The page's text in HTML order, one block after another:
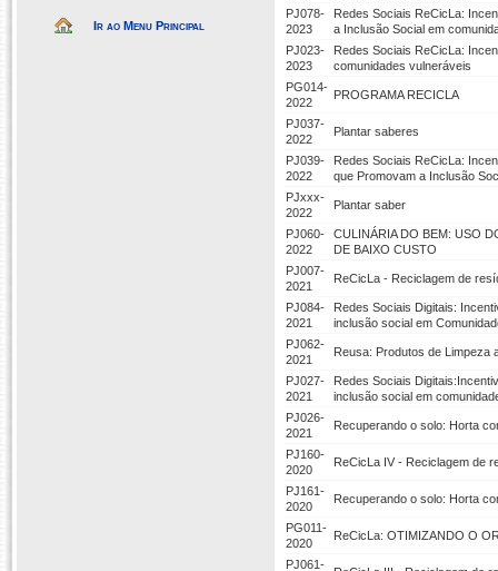
Ir ao Menu Principal
PJ078-
2023
Redes Sociais ReCicLa:
a Inclusão Social em
PJ023-
2023
Redes Sociais ReCicLa:
comunidades vulneráveis
PG014-
2022
PROGRAMA RECICLA
PJ037-
2022
Plantar saberes
PJ039-
2022
Redes Sociais ReCicLa:
que Promovam a Inclusão
PJxxx-
2022
Plantar saber
PJ060-
2022
CULINÁRIA DO BEM: USO
DE BAIXO CUSTO
PJ007-
2021
ReCicLa - Reciclagem de
PJ084-
2021
Redes Sociais Digitais:
inclusão social em
PJ062-
2021
Reusa: Produtos de Limpeza
PJ027-
2021
Redes Sociais
inclusão social em
PJ026-
2021
Recuperando o solo: Horta
PJ160-
2020
ReCicLa IV - Reciclagem de
PJ161-
2020
Recuperando o solo: Horta
PG011-
2020
ReCicLa: OTIMIZANDO O
PJ061-